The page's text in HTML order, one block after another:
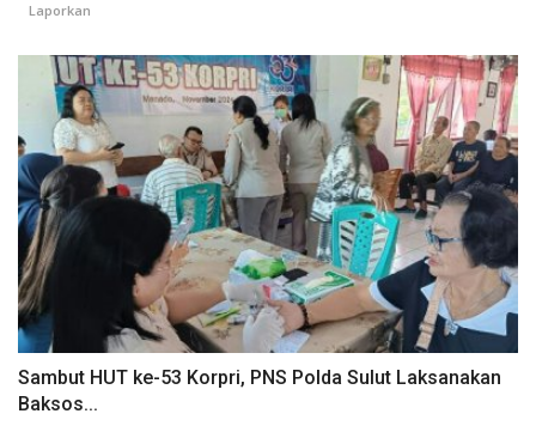
Laporkan
Sambut HUT ke-53 Korpri, PNS Polda Sulut Laksanakan
Baksos...